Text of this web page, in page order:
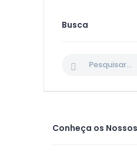
Busca
Conheça os